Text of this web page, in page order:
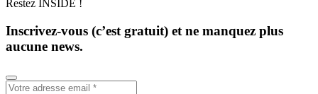
Restez INSIDE !
Inscrivez-vous (c’est gratuit) et ne manquez plus
aucune news.